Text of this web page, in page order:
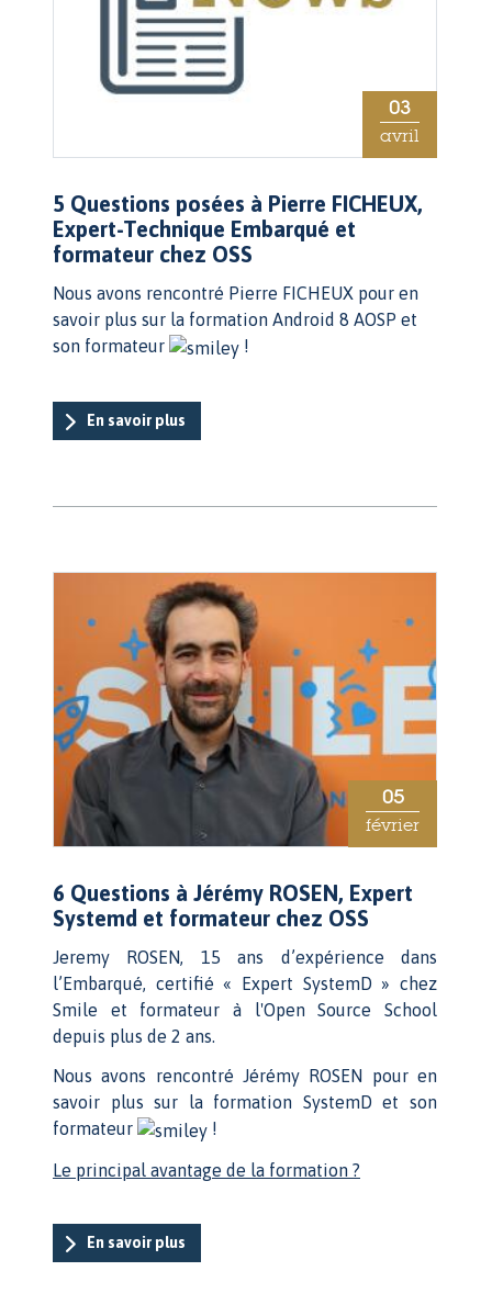
03
avril
5 Questions posées à Pierre FICHEUX,
Expert-Technique Embarqué et
formateur chez OSS
Nous avons rencontré Pierre FICHEUX pour en
savoir plus sur la formation Android 8 AOSP et
son formateur
!
En savoir plus
05
février
6 Questions à Jérémy ROSEN, Expert
Systemd et formateur chez OSS
Jeremy ROSEN, 15 ans d’expérience dans
l’Embarqué, certifié « Expert SystemD » chez
Smile et formateur à l'Open Source School
depuis plus de 2 ans.
Nous avons rencontré Jérémy ROSEN pour en
savoir plus sur la formation SystemD et son
formateur
!
Le principal avantage de la formation ?
En savoir plus